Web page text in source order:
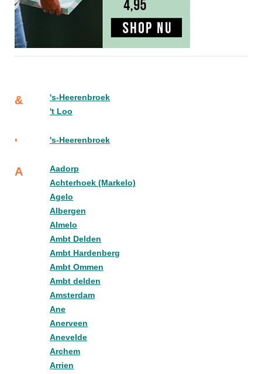
&
's-Heerenbroek
't Loo
' 's-Heerenbroek
A
Aadorp
Achterhoek (Markelo)
Agelo
Albergen
Almelo
Ambt Delden
Ambt Hardenberg
Ambt Ommen
Ambt delden
Amsterdam
Ane
Anerveen
Anevelde
Archem
Arrien